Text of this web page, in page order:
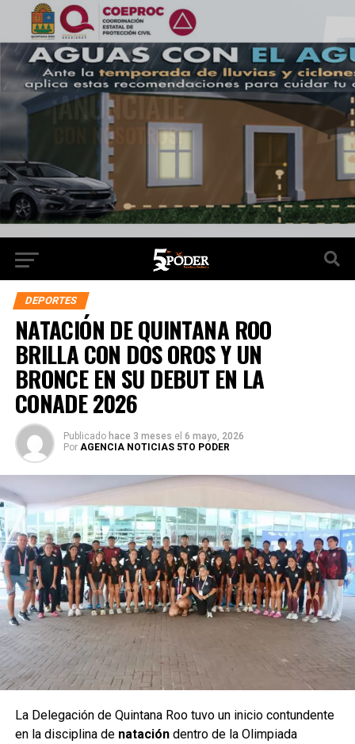
DEPORTES
NATACIÓN DE QUINTANA ROO
BRILLA CON DOS OROS Y UN
BRONCE EN SU DEBUT EN LA
CONADE 2026
Publicado hace 3 meses el 6 mayo, 2026
Por AGENCIA NOTICIAS 5TO PODER
La Delegación de Quintana Roo tuvo un inicio contundente
en la disciplina de natacióndentro de la Olimpiada